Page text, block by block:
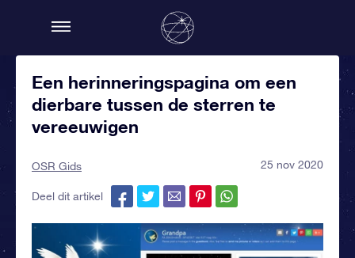
Een herinneringspagina om een
dierbare tussen de sterren te
vereeuwigen
OSR Gids 25 nov 2020
Deel dit artikel